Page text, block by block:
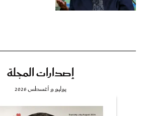
إصدارات المجلة
يوليو و أغسطس 2026